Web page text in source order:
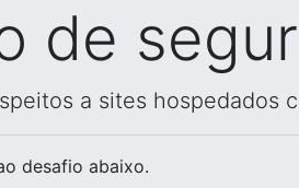
de
a sites hospedados
desafio abaixo.